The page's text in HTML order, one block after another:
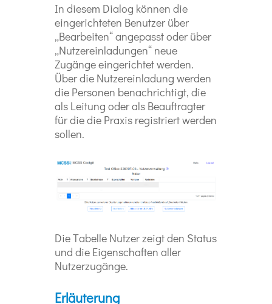
In diesem Dialog können die
eingerichteten Benutzer über
„Bearbeiten“ angepasst oder über
„Nutzereinladungen“ neue
Zugänge eingerichtet werden.
Über die Nutzereinladung werden
die Personen benachrichtigt, die
als Leitung oder als Beauftragter
für die die Praxis registriert werden
sollen.
Die Tabelle Nutzer zeigt den Status
und die Eigenschaften aller
Nutzerzugänge.
Erläuterung